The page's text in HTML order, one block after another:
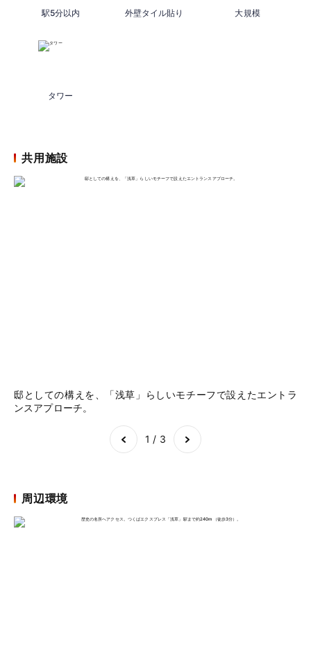
駅5分以内 外壁タイル貼り 大規模
タワー
共用施設
邸としての構えを、「浅草」らしいモチーフで設えたエントラ
ンスアプローチ。
1 / 3
周辺環境